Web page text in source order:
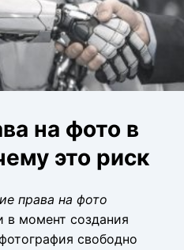
на фото в
это риск
права на фото
в момент создания
свободно